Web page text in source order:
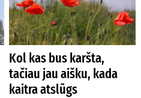
Kol kas bus karšta,
tačiau jau aišku, kada
kaitra atslūgs